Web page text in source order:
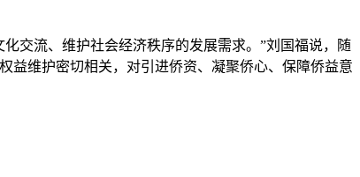
交流、维护社会经济秩序的发展需求。”刘国福说，随
益维护密切相关，对引进侨资、凝聚侨心、保障侨益意